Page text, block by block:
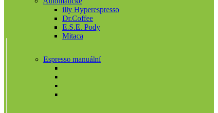
illy Hyperespresso
Dr.Coffee
E.S.E. Pody
Mitaca
Espresso manuální